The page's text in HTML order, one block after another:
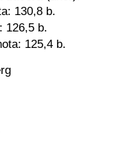
130,8 b.
126,5 b.
125,4 b.